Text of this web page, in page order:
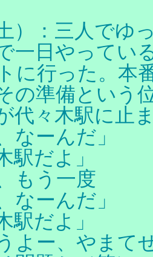
）：三人でゆ
一日やってい
に行った。本
の準備という
代々木駅に止
なーんだ」
駅だよ」
もう一度
なーんだ」
駅だよ」
よー、やまて